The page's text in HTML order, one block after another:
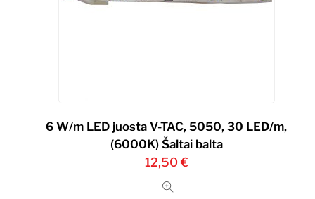
6 W/m LED juosta V-TAC, 5050, 30 LED/m,
(6000K) Šaltai balta
12,50€